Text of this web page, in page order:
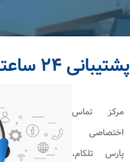
پشتیبانی ۲۴ ساعته
مرکز تماس
اختصاصی
پارس تلکام،